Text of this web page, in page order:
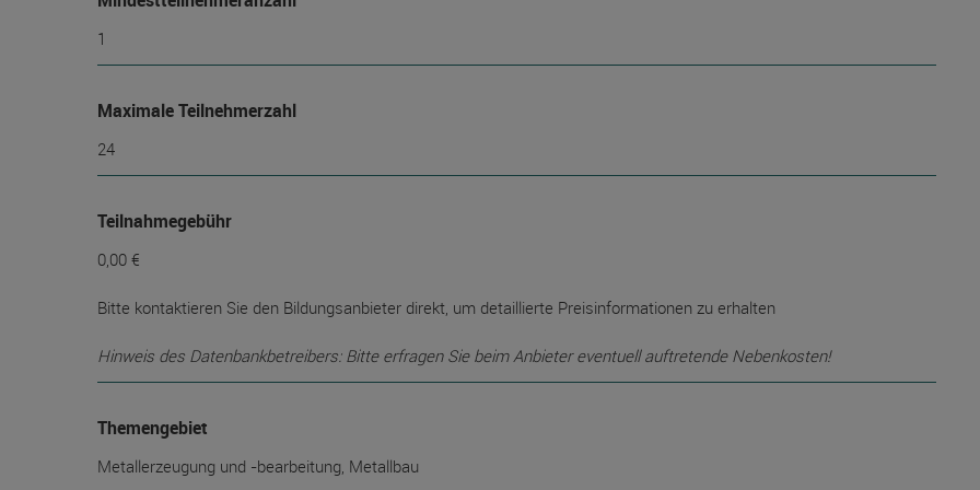
1
Maximale Teilnehmerzahl
24
Teilnahmegebühr
0,00 €
Bitte kontaktieren Sie den Bildungsanbieter direkt, um detaillierte Preisinformationen zu erhalten
Hinweis des Datenbankbetreibers: Bitte erfragen Sie beim Anbieter eventuell auftretende Nebenkosten!
Themengebiet
Metallerzeugung und -bearbeitung, Metallbau